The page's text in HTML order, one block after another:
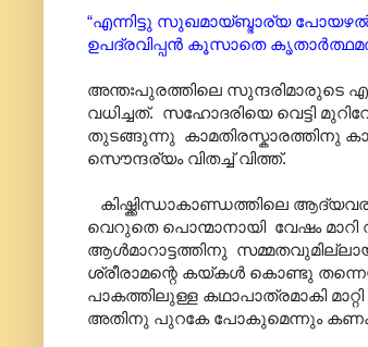
“എന്നിട്ടു സുഖമായ്ബ്ഭാര്യ
ഉപദ്രവിപ്പൻ കൂസാതെ
അന്തഃപുരത്തിലെ സുന്ദരിമാരുടെ
വധിച്ചത്. സഹോദരിയെ വെട്ടി
തുടങ്ങുന്നു കാമതിരസ്കാരത്തിനു
സൌന്ദര്യം വിതച്ച് വിത്ത്.
കിഷ്ക്കിന്ധാകാണ്ഡത്തിലെ
വെറുതെ പൊന്മാനായി വേഷം
ആൾമാറാട്ടത്തിനു
ശ്രീരാമന്റെ കയ്കൾ കൊണ്ടു
പാകത്തിലുള്ള കഥാപാത്രമാകി
അതിനു പുറകേ പോകുമെന്നും